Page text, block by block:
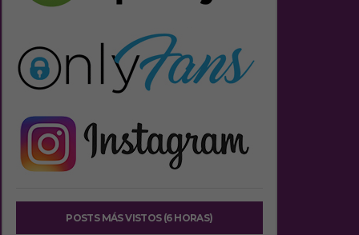
POSTS MÁS VISTOS (6 HORAS)